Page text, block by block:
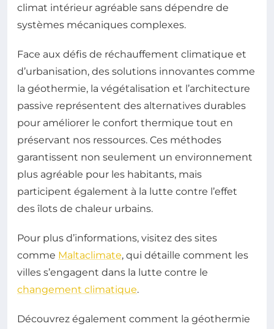
climat intérieur agréable sans dépendre de
systèmes mécaniques complexes.
Face aux défis de réchauffement climatique et
d’urbanisation, des solutions innovantes comme
la géothermie, la végétalisation et l’architecture
passive représentent des alternatives durables
pour améliorer le confort thermique tout en
préservant nos ressources. Ces méthodes
garantissent non seulement un environnement
plus agréable pour les habitants, mais
participent également à la lutte contre l’effet
des îlots de chaleur urbains.
Pour plus d’informations, visitez des sites
comme Maltaclimate, qui détaille comment les
villes s’engagent dans la lutte contre le
changement climatique.
Découvrez également comment la géothermie